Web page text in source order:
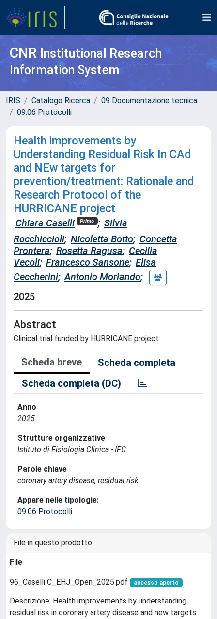
CNR Institutional Research
Information System
IRIS Catalogo Ricerca
09 Documentazione tecnica
09.06 Protocolli
Health improvements by
Understanding Residual Risk In CAd
and NEw targets for
prevention/treatment: Rationale and
Research Protocol of the
HURRICANE project
Chiara Caselli Primo ; Silvia
Rocchiccioli; Nicoletta Botto; Concetta
Prontera; Rosetta Ragusa; Cecilia
Vecoli; Francesco Sansone; Elisa
Ceccherini; Antonio Morlando;
2025
Abstract
Clinical trial funded by HURRICANE project
Scheda breve
Scheda completa
Scheda completa (DC)
Anno
2025
Strutture organizzative
Istituto di Fisiologia Clinica - IFC
Parole chiave
coronary artery disease, residual risk
Appare nelle tipologie:
09.06 Protocolli
File in questo prodotto:
File
96_Caselli C_EHJ_Open_2025.pdf accesso aperto
Descrizione: Health improvements by understanding
residual risk in coronary artery disease and new targets